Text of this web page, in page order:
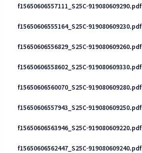
f15650606557111_S25C-919080609290.pdf
f15650606555164_S25C-919080609230.pdf
f15650606556829_S25C-919080609260.pdf
f15650606558602_S25C-919080609330.pdf
f15650606560070_S25C-919080609280.pdf
f15650606557943_S25C-919080609250.pdf
f15650606563946_S25C-919080609220.pdf
f15650606562447_S25C-919080609240.pdf